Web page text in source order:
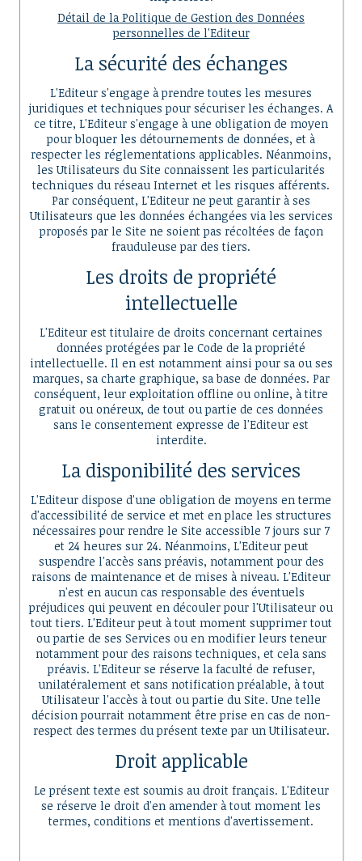
Détail de la Politique de Gestion des Données
personnelles de l'Editeur
La sécurité des échanges
L'Editeur s'engage à prendre toutes les mesures
juridiques et techniques pour sécuriser les échanges. A
ce titre, L'Editeur s'engage à une obligation de moyen
pour bloquer les détournements de données, et à
respecter les réglementations applicables. Néanmoins,
les Utilisateurs du Site connaissent les particularités
techniques du réseau Internet et les risques afférents.
Par conséquent, L'Editeur ne peut garantir à ses
Utilisateurs que les données échangées via les services
proposés par le Site ne soient pas récoltées de façon
frauduleuse par des tiers.
Les droits de propriété
intellectuelle
L'Editeur est titulaire de droits concernant certaines
données protégées par le Code de la propriété
intellectuelle. Il en est notamment ainsi pour sa ou ses
marques, sa charte graphique, sa base de données. Par
conséquent, leur exploitation offline ou online, à titre
gratuit ou onéreux, de tout ou partie de ces données
sans le consentement expresse de l'Editeur est
interdite.
La disponibilité des services
L'Editeur dispose d'une obligation de moyens en terme
d'accessibilité de service et met en place les structures
nécessaires pour rendre le Site accessible 7 jours sur 7
et 24 heures sur 24. Néanmoins, L'Editeur peut
suspendre l'accès sans préavis, notamment pour des
raisons de maintenance et de mises à niveau. L'Editeur
n'est en aucun cas responsable des éventuels
préjudices qui peuvent en découler pour l'Utilisateur ou
tout tiers. L'Editeur peut à tout moment supprimer tout
ou partie de ses Services ou en modifier leurs teneur
notamment pour des raisons techniques, et cela sans
préavis. L'Editeur se réserve la faculté de refuser,
unilatéralement et sans notification préalable, à tout
Utilisateur l'accès à tout ou partie du Site. Une telle
décision pourrait notamment être prise en cas de non-
respect des termes du présent texte par un Utilisateur.
Droit applicable
Le présent texte est soumis au droit français. L'Editeur
se réserve le droit d'en amender à tout moment les
termes, conditions et mentions d'avertissement.